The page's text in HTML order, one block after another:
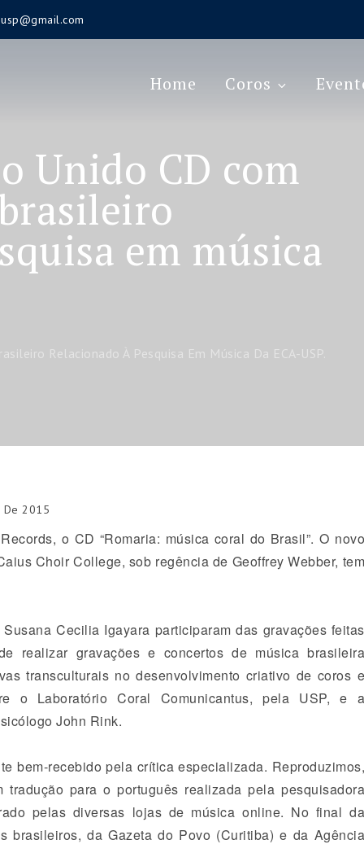
Home Coros
Unido CD com
em música
Relacionado À Pesquisa Em Música Da ECA-USP.
De 2015
o CD “Romaria: música coral do Brasil”. O novo
Choir College, sob regência de Geoffrey Webber, tem
Cecilia Igayara participaram das gravações feitas
realizar gravações e concertos de música brasileira
transculturais no desenvolvimento criativo de coros e
o Laboratório Coral Comunicantus, pela USP, e a
John Rink.
bem-recebido pela crítica especializada. Reproduzimos,
para o português realizada pela pesquisadora
pelas diversas lojas de música online. No final da
brasileiros, da Gazeta do Povo (Curitiba) e da Agência